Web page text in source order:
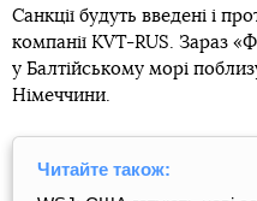
Санкції будуть введені і
компанії KVT-RUS. Зараз
у Балтійському морі
Німеччини.
Читайте також: